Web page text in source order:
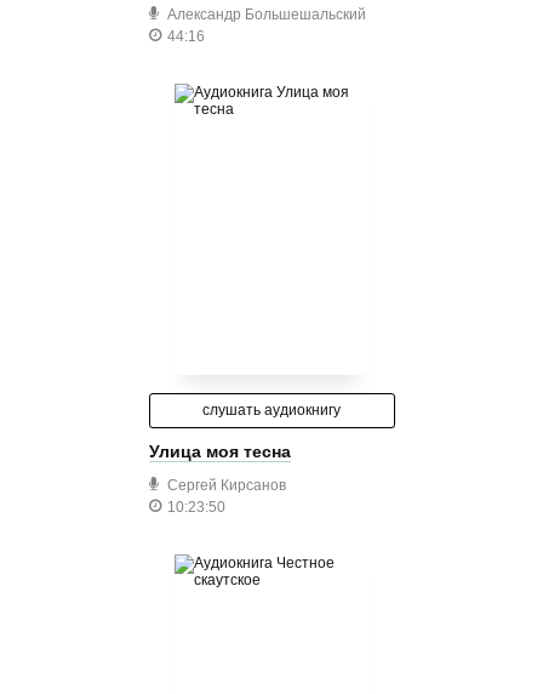
Александр Большешальский
44:16
слушать аудиокнигу
Улица моя тесна
Сергей Кирсанов
10:23:50